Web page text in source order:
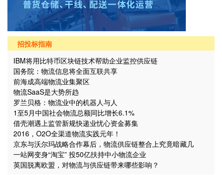
招投标指南
IBM将用比特币区块链技术帮助企业监控供应链
国务院：物流信息将全面互联共享
前海成高端物流业集聚区
物流SaaS是大势所趋
罗兰贝格：物流业中的机器人与人
1至5月中国社会物流总额同比增长6.1%
借壳潮遇上监管新规快递业忧心资金募集
2016，O2O全渠道物流实践元年！
京东与沃尔玛战略合作幕后，物流供应链整合上究竟暗藏几
个“坑”？
一站网变身“淘宝” 投50亿扶持中小物流企业
英国脱离欧盟，对物流与供应链带来哪些影响？